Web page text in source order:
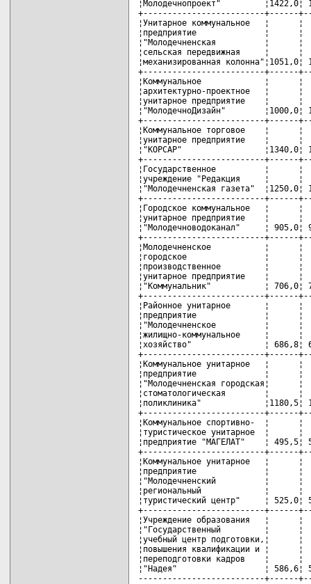
¦Молодечнопроект"         ¦1422,0¦
+-------------------------+------
¦Унитарное коммунальное
¦предприятие              ¦
¦"Молодечненская          ¦
¦сельская передвижная
¦механизированная
+-------------------------+------
¦Коммунальное             ¦
¦архитектурно-проектное
¦унитарное предприятие
¦"МолодечноДизайн"        ¦1000,0¦
+-------------------------+------
¦Коммунальное торговое
¦унитарное предприятие
¦"КОРСАР"                 ¦1340,0¦
+-------------------------+------
¦Государственное          ¦
¦учреждение "Редакция
¦"Молодечненская газета"
+-------------------------+------
¦Городское коммунальное
¦унитарное предприятие
¦"Молодечноводоканал"     ¦
+-------------------------+------
¦Молодечненское           ¦
¦городское                ¦
¦производственное         ¦
¦унитарное предприятие
¦"Коммунальник"           ¦ 706,0¦
+-------------------------+------
¦Районное унитарное
¦предприятие              ¦
¦"Молодечненское          ¦
¦жилищно-коммунальное
¦хозяйство"               ¦ 686,8¦
+-------------------------+------
¦Коммунальное унитарное
¦предприятие              ¦
¦"Молодечненская
¦стоматологическая
¦поликлиника"             ¦1180,5¦
+-------------------------+------
¦Коммунальное спортивно-
¦туристическое унитарное
¦предприятие "МАГЕЛАТ"    ¦
+-------------------------+------
¦Коммунальное унитарное
¦предприятие              ¦
¦"Молодечненский          ¦
¦региональный             ¦
¦туристический центр"     ¦
+-------------------------+------
¦Учреждение образования
¦"Государственный         ¦
¦учебный центр
¦повышения квалификации
¦переподготовки кадров
¦"Надея"                  ¦ 586,6¦
--------------------------+------